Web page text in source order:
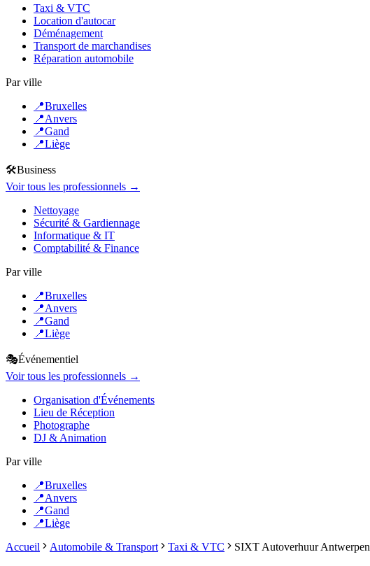
Taxi & VTC
Location d'autocar
Déménagement
Transport de marchandises
Réparation automobile
Par ville
📍Bruxelles
📍Anvers
📍Gand
📍Liège
🛠️Business
Voir tous les professionnels →
Nettoyage
Sécurité & Gardiennage
Informatique & IT
Comptabilité & Finance
Par ville
📍Bruxelles
📍Anvers
📍Gand
📍Liège
🎭Événementiel
Voir tous les professionnels →
Organisation d'Événements
Lieu de Réception
Photographe
DJ & Animation
Par ville
📍Bruxelles
📍Anvers
📍Gand
📍Liège
Accueil
Automobile & Transport Taxi & VTC SIXT Autoverhuur Antwerpen